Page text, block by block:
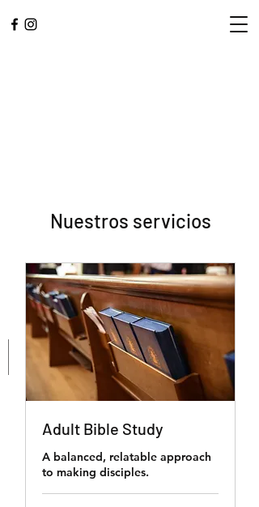
L.A. CENTRAL
CORPS
Adorar. Servicio. Comunidad.
Nuestros servicios
Adult Bible Study
A balanced, relatable approach
to making disciples.